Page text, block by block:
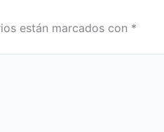
están marcados con *